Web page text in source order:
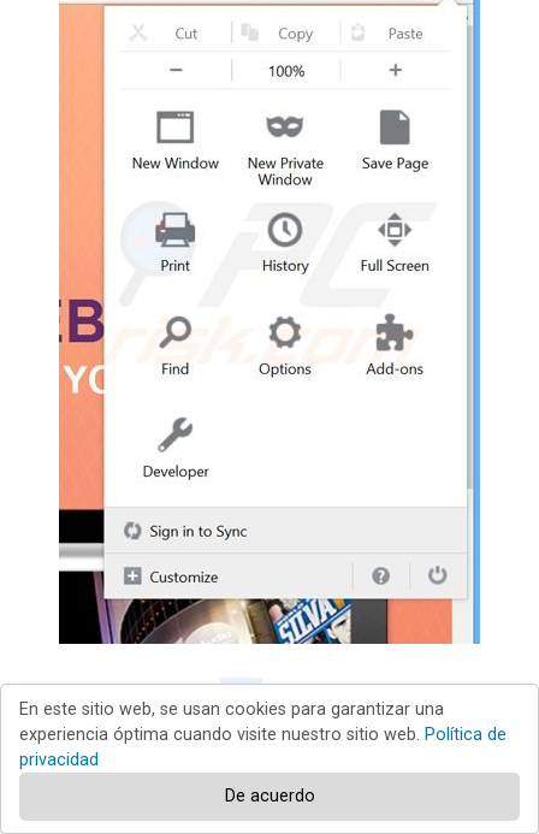
Haga clic en "Firefox" (en la esquina superior
derecha de la ventana principal), seleccione
"Complementos". Haga clic en "Extensiones" y, en la nueva
pantalla, desactive: "Word Proser".
En este sitio web, se usan cookies para garantizar una
experiencia óptima cuando visite nuestro sitio web. Política de
privacidad
De acuerdo